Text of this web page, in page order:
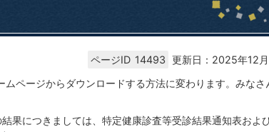
ページID 14493 更新日：2025年12
ページからダウンロードする方法に変わります。みなさ
果につきましては、特定健康診査等受診結果通知表およ